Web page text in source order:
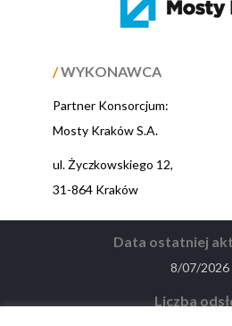
/WYKONAWCA
Partner Konsorcjum:
Mosty Kraków S.A.
ul. Życzkowskiego 12,
31-864 Kraków
Data ostatniej
8/07/2026
Liczba